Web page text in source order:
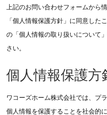
上記のお問い合わせフォームから
「個人情報保護方針」に同意した
の「個人情報の取り扱いについて
さい。
個人情報保護方
ワコーズホーム株式会社では、プ
個人情報を保護することを社会的